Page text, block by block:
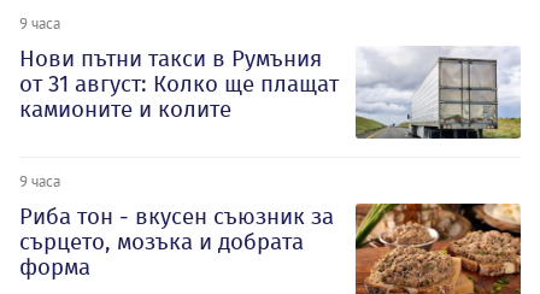
9 часа
Нови пътни такси в Румъния
от 31 август: Колко ще плащат
камионите и колите
9 часа
Риба тон - вкусен съюзник за
сърцето, мозъка и добрата
форма